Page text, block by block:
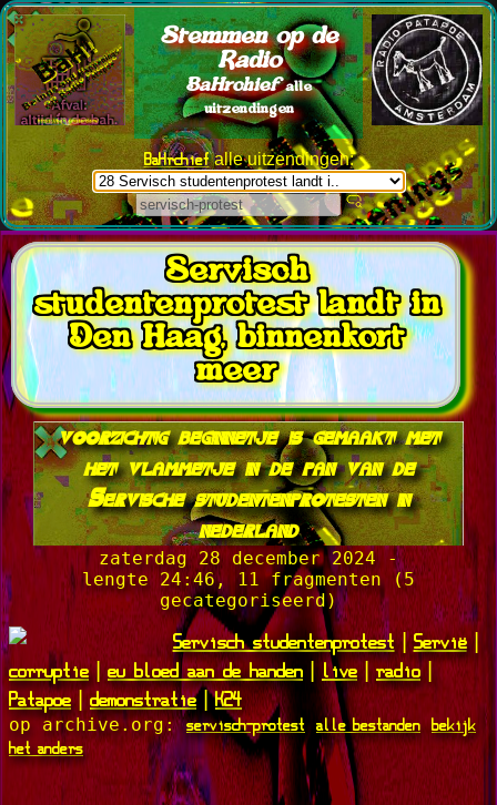
Stemmen op de
Radio
BaHrchief alle
uitzendingen
BaHrchiefalle uitzendingen:
Servisch
studentenprotest landt in
Den Haag, binnenkort
meer
voorzichtig beginnetje is gemaakt met
het vlammetje in de pan van de
Servische studentenprotesten in
nederland
zaterdag 28 december 2024 -
lengte 24:46, 11 fragmenten (5
gecategoriseerd)
Servisch studentenprotest|Servië|
corruptie| eu bloed aan de handen |live|radio|
Patapoe| demonstratie|K24
op archive.org:servisch-protest alle bestanden bekijk
het anders